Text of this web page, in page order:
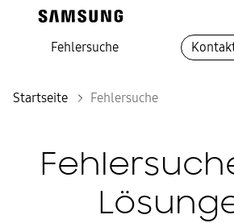
Fehlersuche
Startseite Fehlersuche